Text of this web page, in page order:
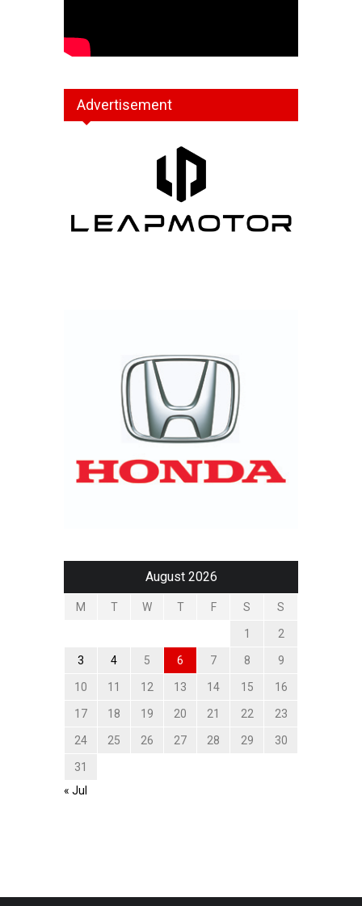
Advertisement
August 2026
M T W T F S S
1 2
3 4 5 6 7 8 9
10 11 12 13 14 15 16
17 18 19 20 21 22 23
24 25 26 27 28 29 30
31
« Jul